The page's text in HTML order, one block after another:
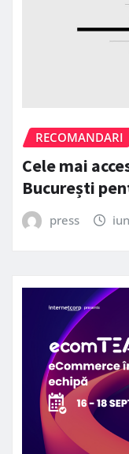
RECOMANDARI
Cele mai
București
press